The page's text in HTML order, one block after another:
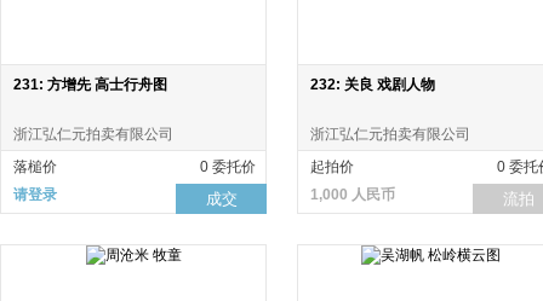
231: 方增先 高士行舟图
浙江弘仁元拍卖有限公司
落槌价
0 委托价
请登录
成交
232: 关良 戏剧人物
浙江弘仁元拍卖有限公司
起拍价
0 委托
1,000 人民币
流拍